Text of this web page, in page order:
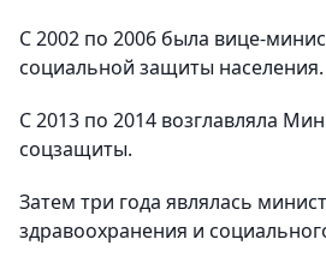
С 2002 по 2006 была вице-
социальной защиты населения.
С 2013 по 2014 возглавляла
соцзащиты.
Затем три года являлась
здравоохранения и